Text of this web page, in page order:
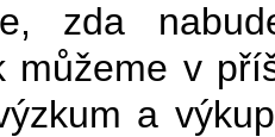
zda
můžeme v
a